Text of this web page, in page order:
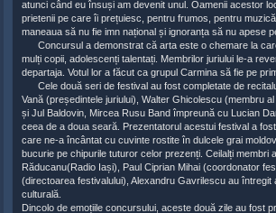
atunci când eu însuși am devenit unul. Oamenii acestor
prietenii pe care îi prețuiesc, pentru frumos, pentru
maneaua să nu fie imn național și ignoranța să nu apese
Concursul a demonstrat că arta este o chemare la
mulți copii, adolescenți talentați. Membrilor juriului le-a
departaja. Votul lor a făcut ca grupul Carmina să fie pe
Cele două seri de festival au fost completate de
Vană (președintele juriului), Walter Ghicolescu (membru
și Jul Baldovin, Mircea Rusu Band împreună cu Lucian
ceea de a doua seară. Prezentatorul acestui festival a fost
care ne-a încântat cu cuvinte rostite în dulcele grai
bucurie pe chipurile tuturor celor prezenți. Ceilalți membri
Răducanu(Radio Iași), Paul Ciprian Mihai (coordonator
(directoarea festivalului), Alexandru Gavrilescu au întregit
culturală.
Dincolo de emoțiile concursului, aceste două zile au fost